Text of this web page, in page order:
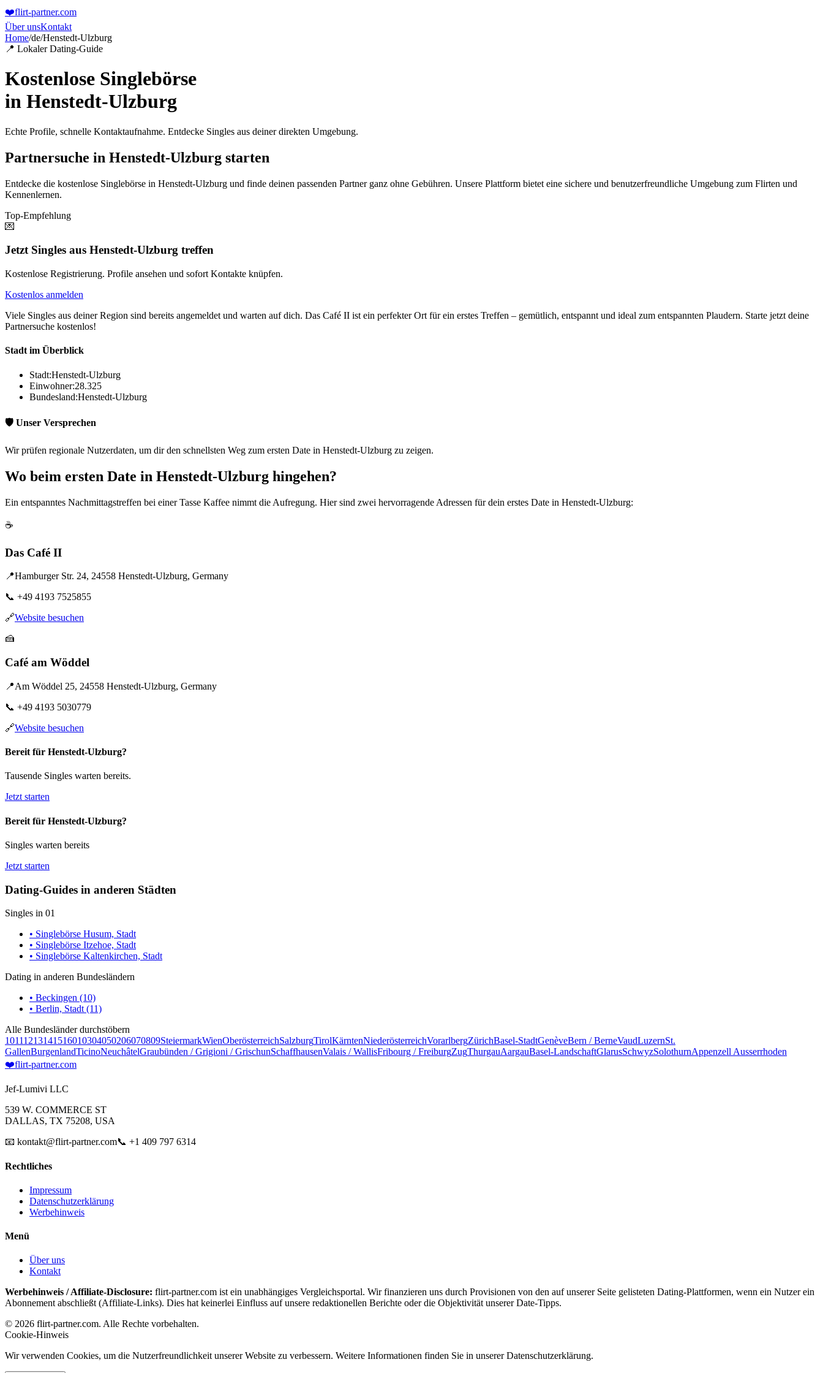
❤️flirt-partner.com
Über unsKontakt
Home/de/Henstedt-Ulzburg
📍 Lokaler Dating-Guide
Kostenlose Singlebörse
in Henstedt-Ulzburg
Echte Profile, schnelle Kontaktaufnahme. Entdecke Singles aus deiner direkten Umgebung.
Partnersuche in Henstedt-Ulzburg starten
Entdecke die kostenlose Singlebörse in Henstedt-Ulzburg und finde deinen passenden Partner ganz ohne Gebühren. Unsere Plattform bietet eine sichere und benutzerfreundliche Umgebung zum Flirten und
Kennenlernen.
Top-Empfehlung
💌
Jetzt Singles aus Henstedt-Ulzburg treffen
Kostenlose Registrierung. Profile ansehen und sofort Kontakte knüpfen.
Kostenlos anmelden
Viele Singles aus deiner Region sind bereits angemeldet und warten auf dich. Das Café II ist ein perfekter Ort für ein erstes Treffen – gemütlich, entspannt und ideal zum entspannten Plaudern. Starte jetzt deine
Partnersuche kostenlos!
Stadt im Überblick
Stadt:Henstedt-Ulzburg
Einwohner:28.325
Bundesland:Henstedt-Ulzburg
🛡️ Unser Versprechen
Wir prüfen regionale Nutzerdaten, um dir den schnellsten Weg zum ersten Date in Henstedt-Ulzburg zu zeigen.
Wo beim ersten Date in Henstedt-Ulzburg hingehen?
Ein entspanntes Nachmittagstreffen bei einer Tasse Kaffee nimmt die Aufregung. Hier sind zwei hervorragende Adressen für dein erstes Date in Henstedt-Ulzburg:
☕
Das Café II
📍Hamburger Str. 24, 24558 Henstedt-Ulzburg, Germany
📞 +49 4193 7525855
🔗Website besuchen
🍰
Café am Wöddel
📍Am Wöddel 25, 24558 Henstedt-Ulzburg, Germany
📞 +49 4193 5030779
🔗Website besuchen
Bereit für Henstedt-Ulzburg?
Tausende Singles warten bereits.
Jetzt starten
Bereit für Henstedt-Ulzburg?
Singles warten bereits
Jetzt starten
Dating-Guides in anderen Städten
Singles in 01
• Singlebörse Husum, Stadt
• Singlebörse Itzehoe, Stadt
• Singlebörse Kaltenkirchen, Stadt
Dating in anderen Bundesländern
• Beckingen (10)
• Berlin, Stadt (11)
Alle Bundesländer durchstöbern
10111213141516010304050206070809SteiermarkWienOberösterreichSalzburgTirolKärntenNiederösterreichVorarlbergZürichBasel-StadtGenèveBern / BerneVaudLuzernSt.
GallenBurgenlandTicinoNeuchâtelGraubünden / Grigioni / GrischunSchaffhausenValais / WallisFribourg / FreiburgZugThurgauAargauBasel-LandschaftGlarusSchwyzSolothurnAppenzell Ausserrhoden
❤️flirt-partner.com
Jef-Lumivi LLC
539 W. COMMERCE ST
DALLAS, TX 75208, USA
📧 kontakt@flirt-partner.com📞 +1 409 797 6314
Rechtliches
Impressum
Datenschutzerklärung
Werbehinweis
Menü
Über uns
Kontakt
Werbehinweis / Affiliate-Disclosure: flirt-partner.com ist ein unabhängiges Vergleichsportal. Wir finanzieren uns durch Provisionen von den auf unserer Seite gelisteten Dating-Plattformen, wenn ein Nutzer ein
Abonnement abschließt (Affiliate-Links). Dies hat keinerlei Einfluss auf unsere redaktionellen Berichte oder die Objektivität unserer Date-Tipps.
© 2026 flirt-partner.com. Alle Rechte vorbehalten.
Cookie-Hinweis
Wir verwenden Cookies, um die Nutzerfreundlichkeit unserer Website zu verbessern. Weitere Informationen finden Sie in unserer Datenschutzerklärung.